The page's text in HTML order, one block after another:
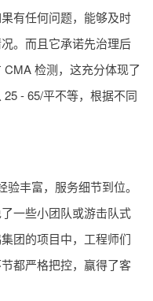
有任何问题，能够及时
。而且它承诺先治理后
检测，这充分体现了
- 65/平不等，根据不同
丰富，服务细节到位。
一些小团队或游击队式
团的项目中，工程师们
都严格把控，赢得了客